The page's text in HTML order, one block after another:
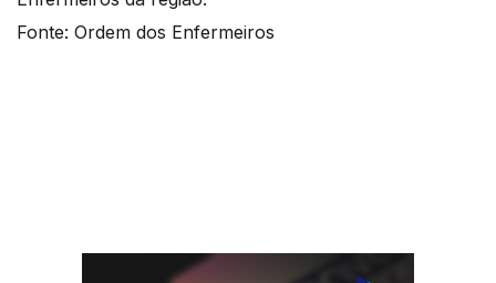
Fonte: Ordem dos Enfermeiros